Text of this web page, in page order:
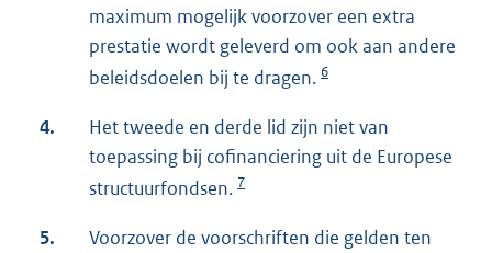
maximum mogelijk voorzover een extra
prestatie wordt geleverd om ook aan andere
beleidsdoelen bij te dragen. 6
4.
Het tweede en derde lid zijn niet van
toepassing bij cofinanciering uit de Europese
structuurfondsen. 7
5.
Voorzover de voorschriften die gelden ten